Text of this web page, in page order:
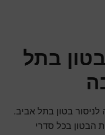
בתל
לניסור בטון בתל אביב.
הבטון בכל סדרי